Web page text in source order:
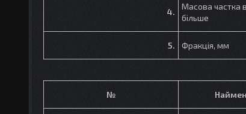
4.
Масова частка
більше
5. Фракція, мм
№